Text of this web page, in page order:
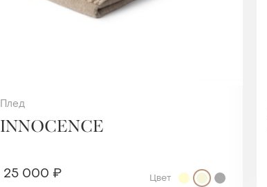
Плед
INNOCENCE
25 000 ₽ Цвет